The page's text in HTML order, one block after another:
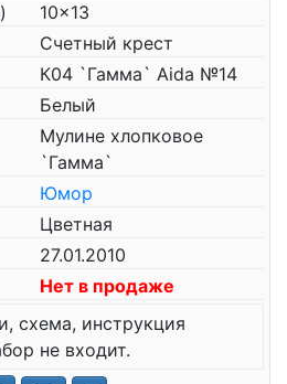
10x13
Счетный крест
К04 `Гамма` Aida №14
Белый
Мулине хлопковое
`Гамма`
Юмор
Цветная
27.01.2010
Нет в продаже
схема, инструкция
не входит.